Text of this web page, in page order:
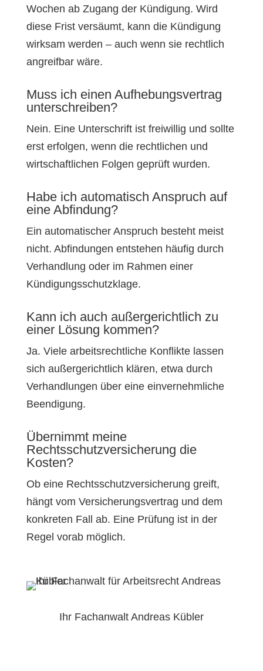
Wochen ab Zugang der Kündigung. Wird
diese Frist versäumt, kann die Kündigung
wirksam werden – auch wenn sie rechtlich
angreifbar wäre.
Muss ich einen Aufhebungsvertrag
unterschreiben?
Nein. Eine Unterschrift ist freiwillig und sollte
erst erfolgen, wenn die rechtlichen und
wirtschaftlichen Folgen geprüft wurden.
Habe ich automatisch Anspruch auf
eine Abfindung?
Ein automatischer Anspruch besteht meist
nicht. Abfindungen entstehen häufig durch
Verhandlung oder im Rahmen einer
Kündigungsschutzklage.
Kann ich auch außergerichtlich zu
einer Lösung kommen?
Ja. Viele arbeitsrechtliche Konflikte lassen
sich außergerichtlich klären, etwa durch
Verhandlungen über eine einvernehmliche
Beendigung.
Übernimmt meine
Rechtsschutzversicherung die
Kosten?
Ob eine Rechtsschutzversicherung greift,
hängt vom Versicherungsvertrag und dem
konkreten Fall ab. Eine Prüfung ist in der
Regel vorab möglich.
Ihr Fachanwalt Andreas Kübler